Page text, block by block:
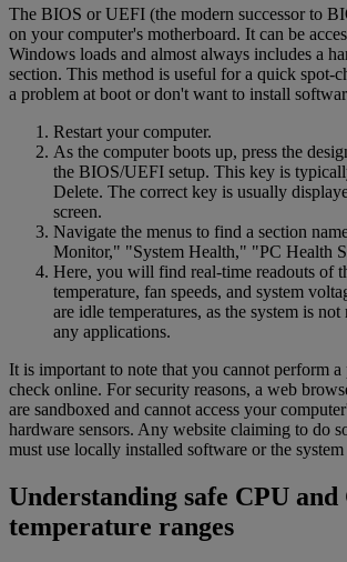
The BIOS or UEFI (the modern successor to
on your computer's motherboard. It can be
Windows loads and almost always includes a
section. This method is useful for a quick spot-
a problem at boot or don't want to install
Restart your computer.
As the computer boots up, press the
the BIOS/UEFI setup. This key is
Delete. The correct key is usually
screen.
Navigate the menus to find a section
Monitor," "System Health," "PC Health
Here, you will find real-time readouts of
temperature, fan speeds, and system
are idle temperatures, as the system is
any applications.
It is important to note that you cannot perform a
check online. For security reasons, a web
are sandboxed and cannot access your
hardware sensors. Any website claiming to do
must use locally installed software or the
Understanding safe CPU and
temperature ranges